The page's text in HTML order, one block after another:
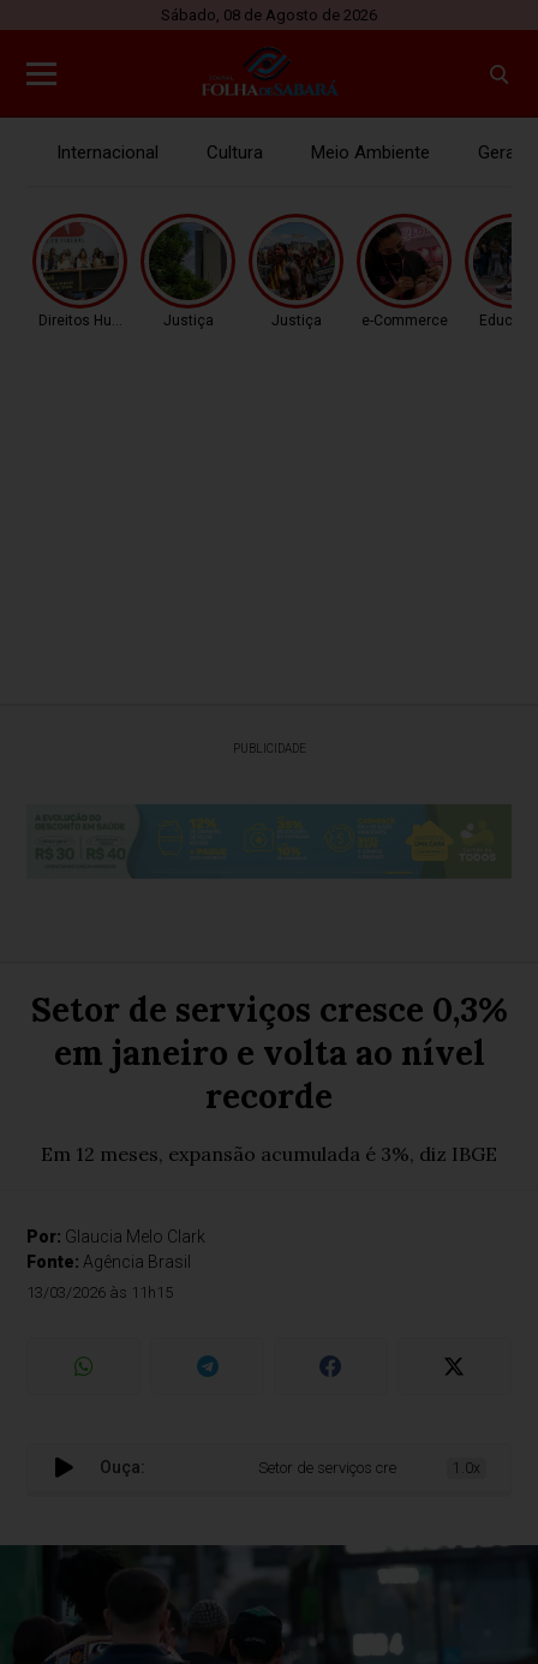
Sábado, 08 de Agosto de 2026
Internacional Cultura Meio Ambiente Gerais
Direitos Humanos Justiça Justiça e-Commerce
PUBLICIDADE
Setor de serviços cresce 0,3%
em janeiro e volta ao nível
recorde
Em 12 meses, expansão acumulada é 3%, diz IBGE
Por: Glaucia Melo Clark
Fonte: Agência Brasil
13/03/2026 às 11h15
Ouça: Setor de serviços cresce 0,3% em janeiro e
1.0x